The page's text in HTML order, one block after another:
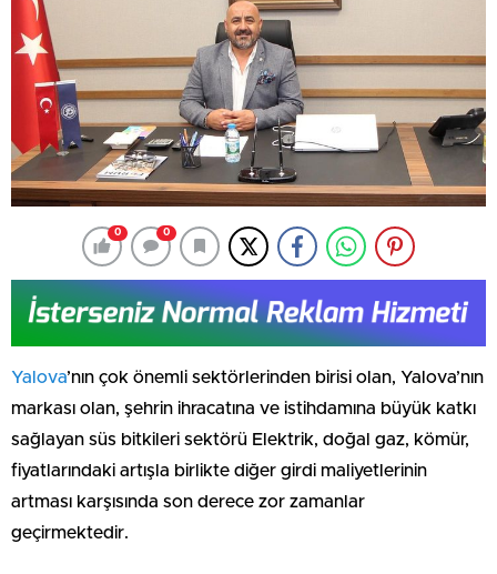
0 0
Yalova’nın çok önemli sektörlerinden birisi olan, Yalova’nın
markası olan, şehrin ihracatına ve istihdamına büyük katkı
sağlayan süs bitkileri sektörü Elektrik, doğal gaz, kömür,
fiyatlarındaki artışla birlikte diğer girdi maliyetlerinin
artması karşısında son derece zor zamanlar
geçirmektedir.